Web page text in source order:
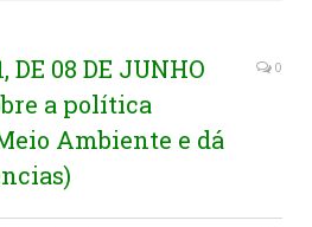
DE 08 DE JUNHO
a política
Ambiente e dá
0